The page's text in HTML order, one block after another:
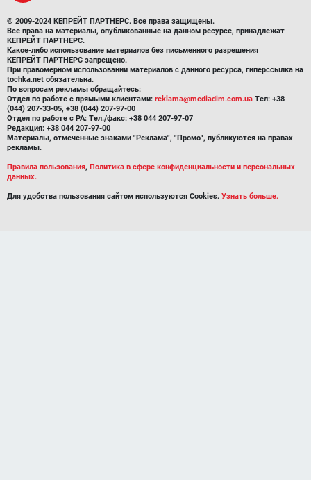
© 2009-2024 КЕПРЕЙТ ПАРТНЕРС. Все права защищены.
Все права на материалы, опубликованные на данном ресурсе, принадлежат
КЕПРЕЙТ ПАРТНЕРС.
Какое-либо использование материалов без письменного разрешения
КЕПРЕЙТ ПАРТНЕРС запрещено.
При правомерном использовании материалов с данного ресурса, гиперссылка на
tochka.net обязательна.
По вопросам рекламы обращайтесь:
Отдел по работе с прямыми клиентами: reklama@mediadim.com.ua Тел: +38
(044) 207-33-05, +38 (044) 207-97-00
Отдел по работе с РА: Тел./факс: +38 044 207-97-07
Редакция: +38 044 207-97-00
Материалы, отмеченные знаками "Реклама", "Промо", публикуются на правах
рекламы.
Правила пользования, Политика в сфере конфиденциальности и персональных
данных.
Для удобства пользования сайтом используются Cookies. Узнать больше.